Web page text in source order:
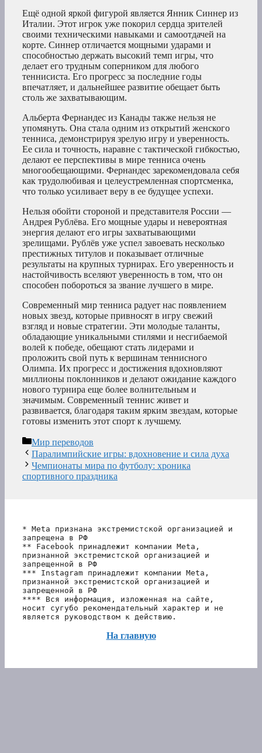
Ещё одной яркой фигурой является Янник Синнер из
Италии. Этот игрок уже покорил сердца зрителей
своими техническими навыками и самоотдачей на
корте. Синнер отличается мощными ударами и
способностью держать высокий темп игры, что
делает его трудным соперником для любого
теннисиста. Его прогресс за последние годы
впечатляет, и дальнейшее развитие обещает быть
столь же захватывающим.
Альберта Фернандес из Канады также нельзя не
упомянуть. Она стала одним из открытий женского
тенниса, демонстрируя зрелую игру и уверенность.
Ее сила и точность, наравне с тактической гибкостью,
делают ее перспективы в мире тенниса очень
многообещающими. Фернандес зарекомендовала себя
как трудолюбивая и целеустремленная спортсменка,
что только усиливает веру в ее будущее успехи.
Нельзя обойти стороной и представителя России —
Андрея Рублёва. Его мощные удары и невероятная
энергия делают его игры захватывающими
зрелищами. Рублёв уже успел завоевать несколько
престижных титулов и показывает отличные
результаты на крупных турнирах. Его уверенность и
настойчивость вселяют уверенность в том, что он
способен побороться за звание лучшего в мире.
Современный мир тенниса радует нас появлением
новых звезд, которые привносят в игру свежий
взгляд и новые стратегии. Эти молодые таланты,
обладающие уникальными стилями и несгибаемой
волей к победе, обещают стать лидерами и
проложить свой путь к вершинам теннисного
Олимпа. Их прогресс и достижения вдохновляют
миллионы поклонников и делают ожидание каждого
нового турнира еще более волнительным и
значимым. Современный теннис живет и
развивается, благодаря таким ярким звездам, которые
готовы изменить этот спорт к лучшему.
Рубрики
Мир переводов
Паралимпийские игры: вдохновение и сила духа
Чемпионаты мира по футболу: хроника
спортивного праздника
* Meta признана экстремистской организацией и
запрещена в РФ
** Facebook принадлежит компании Meta,
признанной экстремистской организацией и
запрещенной в РФ
*** Instagram принадлежит компании Meta,
признанной экстремистской организацией и
запрещенной в РФ
**** Вся информация, изложенная на сайте,
носит сугубо рекомендательный характер и не
является руководством к действию.
На главную